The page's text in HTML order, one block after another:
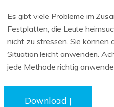
Es gibt viele Probleme im
Festplatten, die Leute
nicht zu stressen. Sie können
Situation leicht anwenden.
jede Methode richtig
Download |